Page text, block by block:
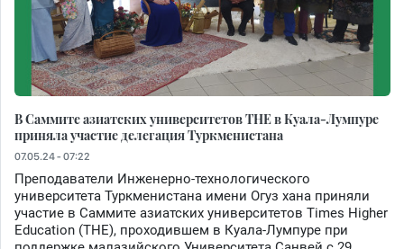
В Саммите азиатских университетов THE в Куала-Лумпуре
приняла участие делегация Туркменистана
07.05.24 - 07:22
Преподаватели Инженерно-технологического
университета Туркменистана имени Огуз хана приняли
участие в Саммите азиатских университетов Times Higher
Education (THE), проходившем в Куала-Лумпуре при